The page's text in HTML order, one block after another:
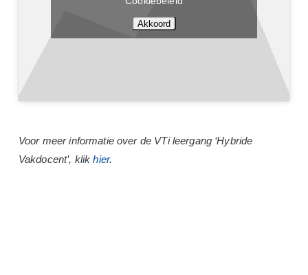
Akkoord
Voor meer informatie over de VTi leergang ‘Hybride
Vakdocent’, klikhier.